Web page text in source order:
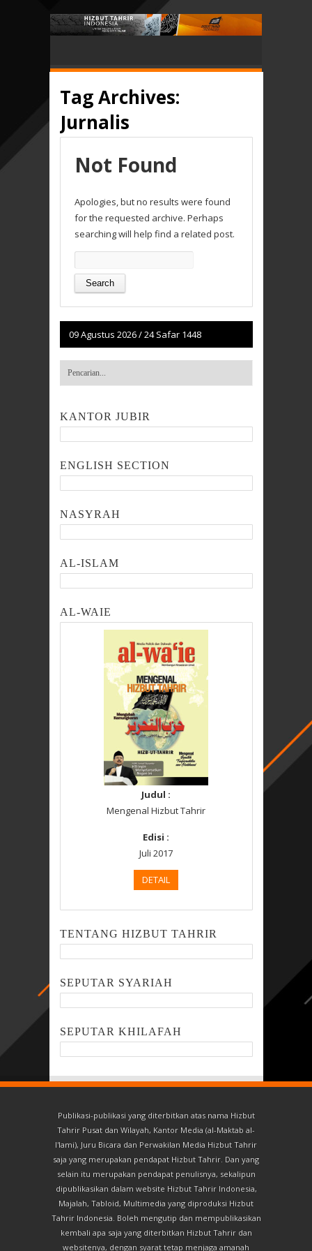
Tag Archives:
Jurnalis
Not Found
Apologies, but no results were found
for the requested archive. Perhaps
searching will help find a related post.
for:
09 Agustus 2026/24 Safar 1448
KANTOR JUBIR
ENGLISH SECTION
NASYRAH
AL-ISLAM
AL-WAIE
Judul :
Mengenal Hizbut Tahrir
Edisi :
Juli 2017
DETAIL
TENTANG HIZBUT TAHRIR
SEPUTAR SYARIAH
SEPUTAR KHILAFAH
Publikasi-publikasi yang diterbitkan atas nama Hizbut
Tahrir Pusat dan Wilayah, Kantor Media (al-Maktab al-
I'lami), Juru Bicara dan Perwakilan Media Hizbut Tahrir
saja yang merupakan pendapat Hizbut Tahrir. Dan yang
selain itu merupakan pendapat penulisnya, sekalipun
dipublikasikan dalam website Hizbut Tahrir Indonesia,
Majalah, Tabloid, Multimedia yang diproduksi Hizbut
Tahrir Indonesia. Boleh mengutip dan mempublikasikan
kembali apa saja yang diterbitkan Hizbut Tahrir dan
websitenya, dengan syarat tetap menjaga amanah